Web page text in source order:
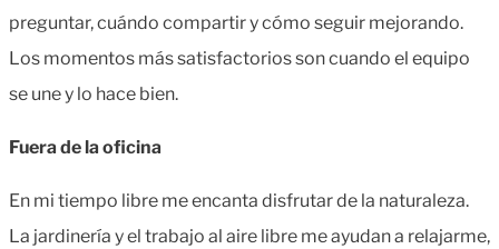
preguntar, cuándo compartir y cómo seguir mejorando.
Los momentos más satisfactorios son cuando el equipo
se une y lo hace bien.
Fuera de la oficina
En mi tiempo libre me encanta disfrutar de la naturaleza.
La jardinería y el trabajo al aire libre me ayudan a relajarme,